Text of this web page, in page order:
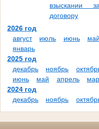
взыскании
договору
2026 год
август
июль июнь май
январь
2025 год
декабрь
ноябрь
июнь
май апрель
2024 год
декабрь
ноябрь